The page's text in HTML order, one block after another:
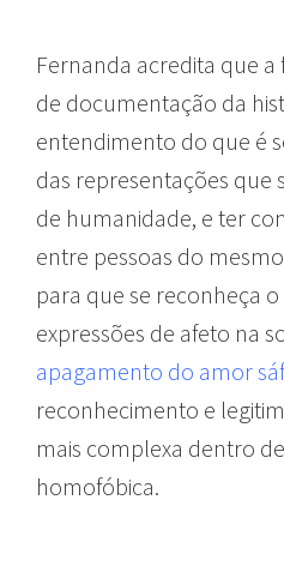
Fernanda acredita que
de documentação da
entendimento do que é
das representações que
de humanidade, e ter
entre pessoas do
para que se reconheça
expressões de afeto na
apagamento do amor
reconhecimento e
mais complexa dentro
homofóbica.